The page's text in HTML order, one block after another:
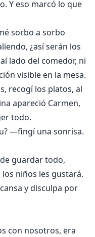
Y eso marcó lo que
sorbo a sorbo
¿así serán los
lado del comedor, ni
visible en la mesa.
recogí los platos, al
apareció Carmen,
todo.
—fingí una sonrisa.
guardar todo,
niños les gustará.
y disculpa por
con nosotros, era